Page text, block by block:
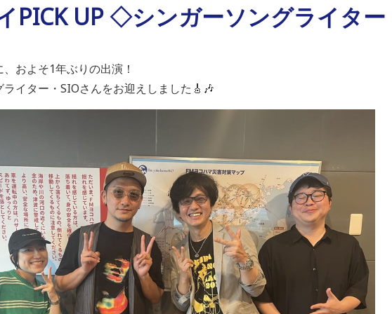
PICK UP ◇シンガーソングライター
およそ1年ぶりの出演！
ライター・SIOさんをお迎えしました🎸🎶